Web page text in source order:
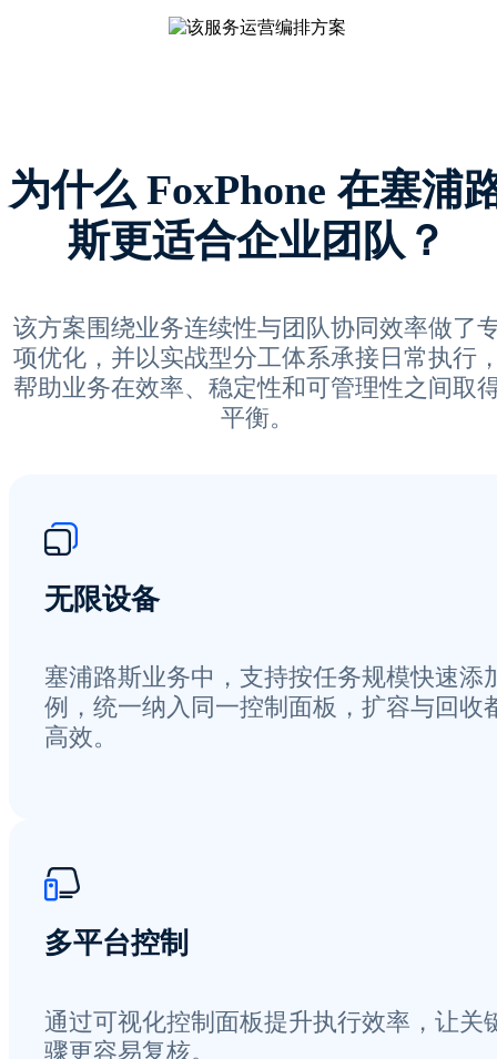
为什么 FoxPhone 在塞浦
斯更适合企业团队？
该方案围绕业务连续性与团队协同效率做了
项优化，并以实战型分工体系承接日常执行
帮助业务在效率、稳定性和可管理性之间取
平衡。
无限设备
塞浦路斯业务中，支持按任务规模快速添
例，统一纳入同一控制面板，扩容与回收
高效。
多平台控制
通过可视化控制面板提升执行效率，让关
骤更容易复核。